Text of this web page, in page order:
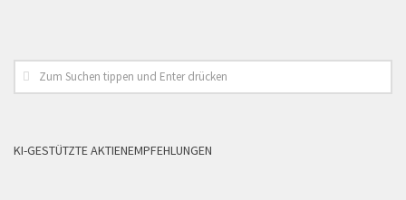
KI-GESTÜTZTE AKTIENEMPFEHLUNGEN